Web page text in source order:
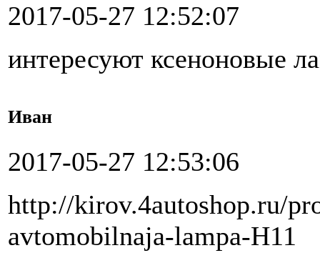
2017-05-27 12:52:07
интересуют ксеноновые
Иван
2017-05-27 12:53:06
http://kirov.4autoshop.ru/
avtomobilnaja-lampa-H11